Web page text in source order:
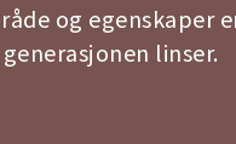
og egenskaper
linser.